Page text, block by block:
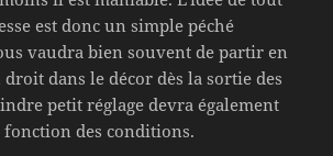
est donc un simple péché
vaudra bien souvent de partir en
dans le décor dès la sortie des
petit réglage devra également
fonction des conditions.